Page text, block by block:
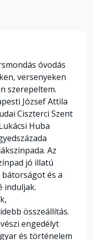
óvodás
versenyeken
szerepeltem.
József Attila
Ciszterci Szent
Huba
Az
jó illatú
bátorságot és a
induljak.
összeállítás.
engedélyt
és történelem